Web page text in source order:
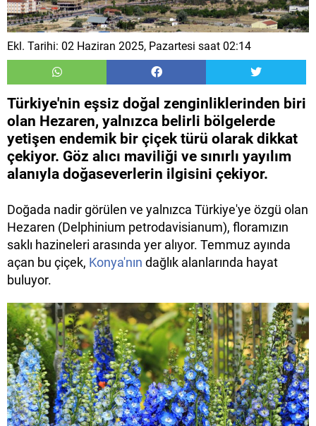
Ekl. Tarihi: 02 Haziran 2025, Pazartesi saat 02:14
Türkiye'nin eşsiz doğal zenginliklerinden biri
olan Hezaren, yalnızca belirli bölgelerde
yetişen endemik bir çiçek türü olarak dikkat
çekiyor. Göz alıcı maviliği ve sınırlı yayılım
alanıyla doğaseverlerin ilgisini çekiyor.
Doğada nadir görülen ve yalnızca Türkiye'ye özgü olan
Hezaren (Delphinium petrodavisianum), floramızın
saklı hazineleri arasında yer alıyor. Temmuz ayında
açan bu çiçek, Konya'nın dağlık alanlarında hayat
buluyor.